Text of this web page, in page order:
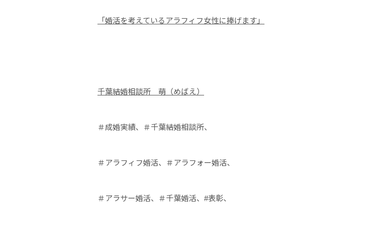
「婚活を考えているアラフィフ女性に捧げます」
千葉結婚相談所 萌（めばえ）
＃成婚実績、＃千葉結婚相談所、
＃アラフィフ婚活、＃アラフォー婚活、
＃アラサー婚活、＃千葉婚活、#表彰、